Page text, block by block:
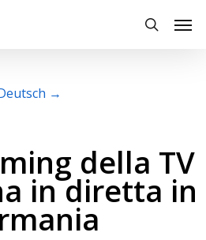
→
della TV
in diretta in